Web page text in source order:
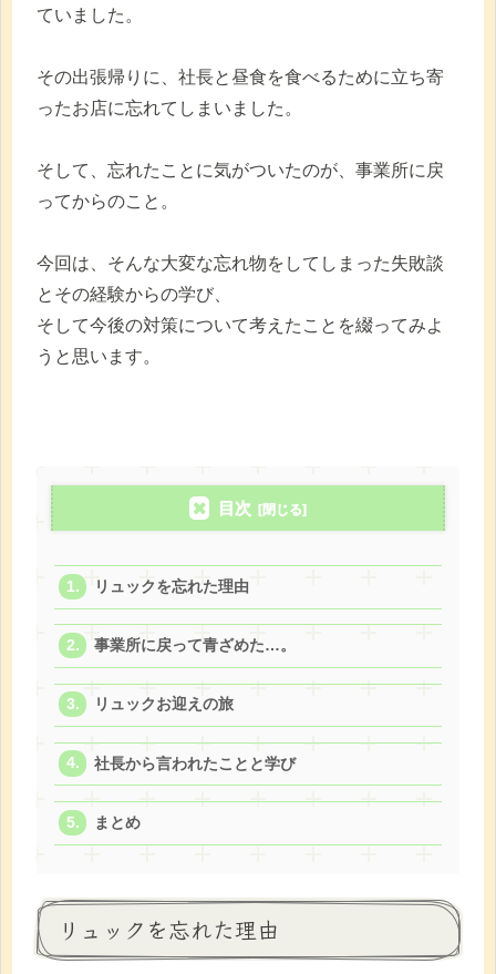
ていました。
その出張帰りに、社長と昼食を食べるために立ち寄
ったお店に忘れてしまいました。
そして、忘れたことに気がついたのが、事業所に戻
ってからのこと。
今回は、そんな大変な忘れ物をしてしまった失敗談
とその経験からの学び、
そして今後の対策について考えたことを綴ってみよ
うと思います。
目次
リュックを忘れた理由
事業所に戻って青ざめた…。
リュックお迎えの旅
社長から言われたことと学び
まとめ
リュックを忘れた理由